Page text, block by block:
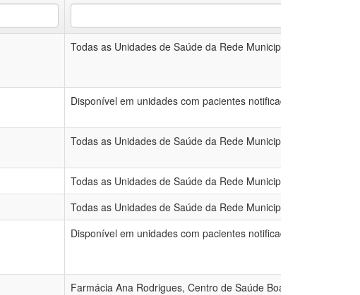
Todas as Unidades de Saúde da Rede Municipal
Disponível em unidades com pacientes notificados
Todas as Unidades de Saúde da Rede Municipal
Todas as Unidades de Saúde da Rede Municipal
Todas as Unidades de Saúde da Rede Municipal
Disponível em unidades com pacientes notificados
Farmácia Ana Rodrigues, Centro de Saúde Boa Vista,